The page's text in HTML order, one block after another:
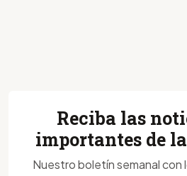
Reciba las
importantes de
Nuestro boletín semanal con